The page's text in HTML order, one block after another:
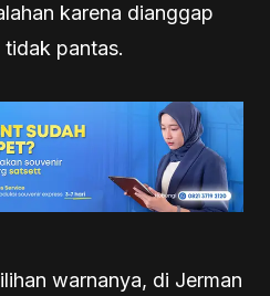
karena dianggap
pantas.
warnanya, di Jerman